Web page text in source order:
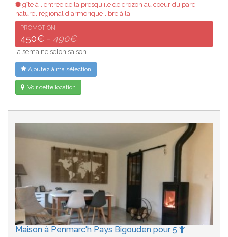
gîte à l'entrée de la presqu'ile de crozon au coeur du parc
naturel régional d'armorique libre à la…
PROMOTION
450€ - 490€
la semaine selon saison
Ajoutez à ma sélection
Voir cette location
Maison à Penmarc'h Pays Bigouden pour 5